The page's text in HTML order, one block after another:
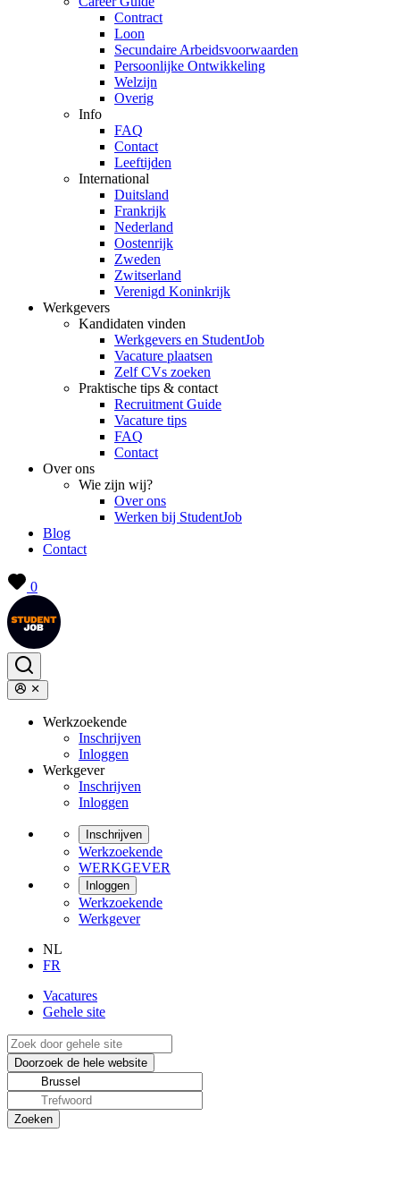
Contract
Loon
Secundaire Arbeidsvoorwaarden
Persoonlijke Ontwikkeling
Welzijn
Overig
Info
FAQ
Contact
Leeftijden
International
Duitsland
Frankrijk
Nederland
Oostenrijk
Zweden
Zwitserland
Verenigd Koninkrijk
Werkgevers
Kandidaten vinden
Werkgevers en StudentJob
Vacature plaatsen
Zelf CVs zoeken
Praktische tips & contact
Recruitment Guide
Vacature tips
FAQ
Contact
Over ons
Wie zijn wij?
Over ons
Werken bij StudentJob
Blog
Contact
0
Werkzoekende
Inschrijven
Inloggen
Werkgever
Inschrijven
Inloggen
Inschrijven
Werkzoekende
WERKGEVER
Inloggen
Werkzoekende
Werkgever
NL
FR
Vacatures
Gehele site